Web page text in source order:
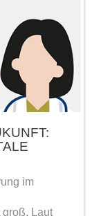
im
groß. Laut